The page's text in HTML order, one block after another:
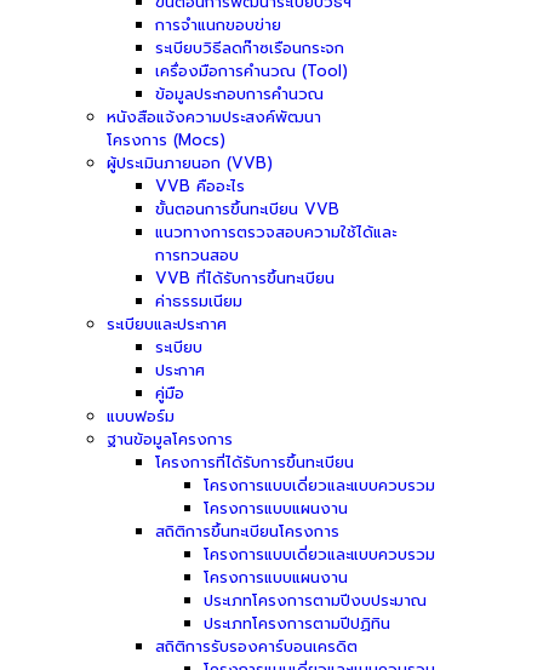
การจำแนกขอบข่าย
ระเบียบวิธีลดก๊าซเรือนกระจก
เครื่องมือการคำนวณ (Tool)
ข้อมูลประกอบการคำนวณ
หนังสือแจ้งความประสงค์พัฒนา
โครงการ (Mocs)
ผู้ประเมินภายนอก (VVB)
VVB คืออะไร
ขั้นตอนการขึ้นทะเบียน VVB
แนวทางการตรวจสอบความใช้ได้และ
การทวนสอบ
VVB ที่ได้รับการขึ้นทะเบียน
ค่าธรรมเนียม
ระเบียบและประกาศ
ระเบียบ
ประกาศ
คู่มือ
แบบฟอร์ม
ฐานข้อมูลโครงการ
โครงการที่ได้รับการขึ้นทะเบียน
โครงการแบบเดี่ยวและแบบควบรวม
โครงการแบบแผนงาน
สถิติการขึ้นทะเบียนโครงการ
โครงการแบบเดี่ยวและแบบควบรวม
โครงการแบบแผนงาน
ประเภทโครงการตามปีงบประมาณ
ประเภทโครงการตามปีปฏิทิน
สถิติการรับรองคาร์บอนเครดิต